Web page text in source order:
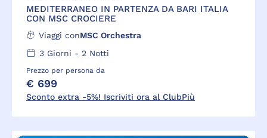
MEDITERRANEO IN PARTENZA DA BARI ITALIA
CON MSC CROCIERE
Viaggi conMSC Orchestra
3Giorni - 2 Notti
Prezzo per persona da
€ 699
Sconto extra -5%! Iscriviti ora al ClubPiù